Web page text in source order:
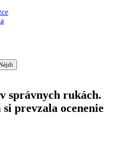
správnych rukách.
prevzala ocenenie